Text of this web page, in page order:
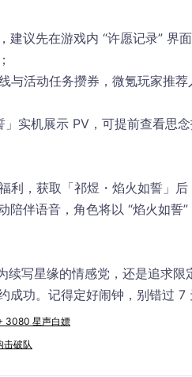
建议先在游戏内 “许愿记录” 界
与活动任务攒券，微氪玩家推
实机展示 PV，可提前查看思
利，获取「祁煜・焰火如誓」
伴语音，角色将以 “焰火如誓
续写星缘的情感党，还是追求限
功。记得定好闹钟，别错过 7
3080 星声白嫖
击破队